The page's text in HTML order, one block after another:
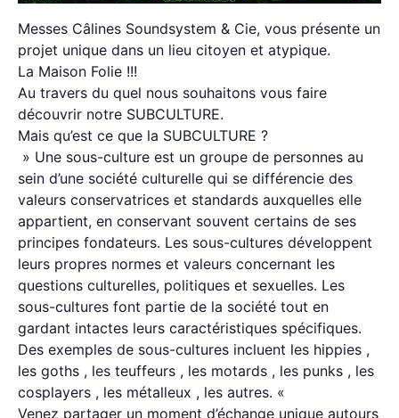
Messes Câlines Soundsystem & Cie, vous présente un
projet unique dans un lieu citoyen et atypique.
La Maison Folie !!!
Au travers du quel nous souhaitons vous faire
découvrir notre SUBCULTURE.
Mais qu’est ce que la SUBCULTURE ?
» Une sous-culture est un groupe de personnes au
sein d’une société culturelle qui se différencie des
valeurs conservatrices et standards auxquelles elle
appartient, en conservant souvent certains de ses
principes fondateurs. Les sous-cultures développent
leurs propres normes et valeurs concernant les
questions culturelles, politiques et sexuelles. Les
sous-cultures font partie de la société tout en
gardant intactes leurs caractéristiques spécifiques.
Des exemples de sous-cultures incluent les hippies ,
les goths , les teuffeurs , les motards , les punks , les
cosplayers , les métalleux , les autres. «
Venez partager un moment d’échange unique autours